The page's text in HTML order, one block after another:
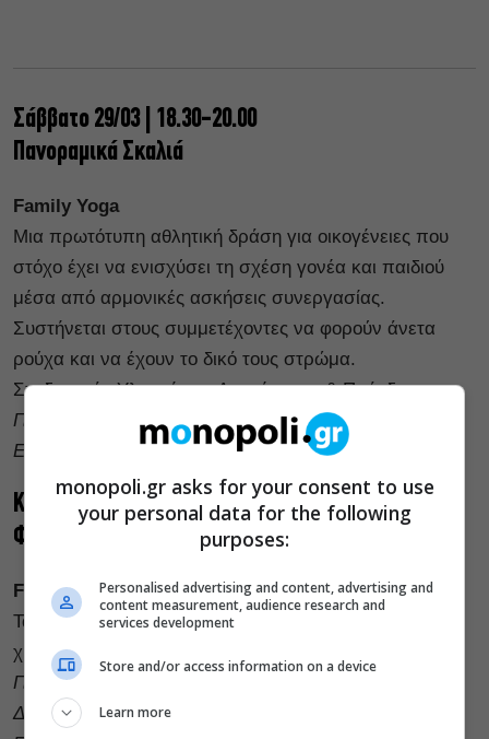
Σάββατο 29/03 | 18.30-20.00
Πανοραμικά Σκαλιά
Family Yoga
Μια πρωτότυπη αθλητική δράση για οικογένειες που
στόχο έχει να ενισχύσει τη σχέση γονέα και παιδιού
μέσα από αρμονικές ασκήσεις συνεργασίας.
Συστήνεται στους συμμετέχοντες να φορούν άνετα
ρούχα και να έχουν το δικό τους στρώμα.
Σχεδιασμός-Υλοποίηση: Αναγέννηση & Πρόοδος
Για παιδιά 4-12 ετών μαζί με τους συνοδούς τους
Ελεύθερη συμμετοχή με σειρά προτεραιότητας
Κυριακή 30/3 | 11.00-20.00
Φάρος
Face Painting
Τα πρόσωπα μικρών και μεγάλων γεμίζουν με
χρώματα και ευφάνταστα σχέδια!
Για παιδιά όλων των ηλικιών και έναν/μία συνοδό
Δράση ανοιχτής ροής
monopoli.gr asks for your consent to use
your personal data for the following
purposes:
Personalised advertising and content, advertising and
content measurement, audience research and
services development
Store and/or access information on a device
Learn more